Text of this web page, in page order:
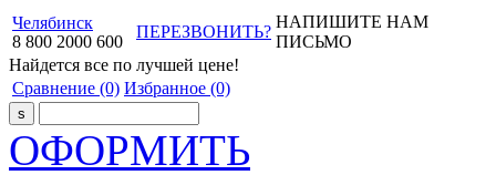
Челябинск
8 800 2000 600
ПЕРЕЗВОНИТЬ?
НАПИШИТЕ НАМ
ПИСЬМО
Найдется все по лучшей цене!
Сравнение (0) Избранное (0)
ОФОРМИТЬ